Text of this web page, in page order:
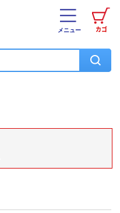
カゴ
メニュー